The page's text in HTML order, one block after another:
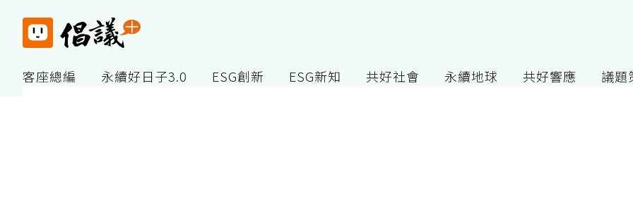
客座總編 永續好日子3.0 ESG創新 ESG新知 共好社會 永續地球 共好響應 議題